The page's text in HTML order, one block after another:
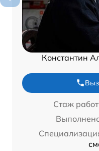
Константин
Стаж